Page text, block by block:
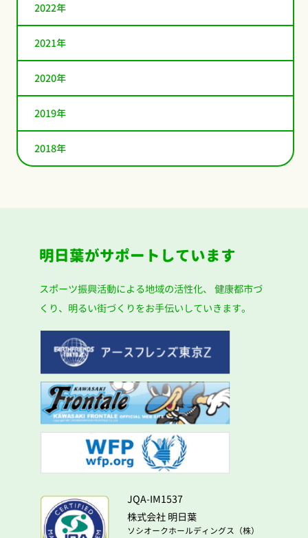
2022年
2021年
2020年
2019年
2018年
明日葉がサポートしています
スポーツ振興活動による地域の活性化、 健康都市づ
くり、明るい街づくりをお手伝いしていきます。
JQA-IM1537
株式会社 明日葉
ソシオークホールディングス（株）